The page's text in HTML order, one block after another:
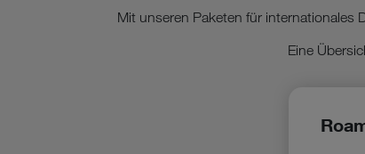
Mit unseren Paketen für internationales
Eine